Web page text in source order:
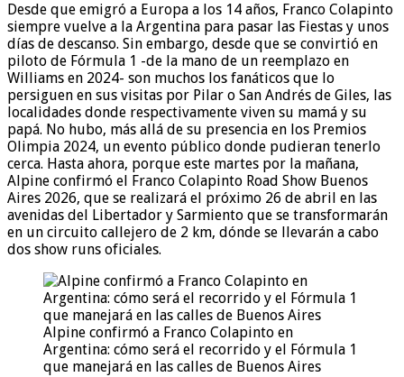
Desde que emigró a Europa a los 14 años, Franco Colapinto
siempre vuelve a la Argentina para pasar las Fiestas y unos
días de descanso. Sin embargo, desde que se convirtió en
piloto de Fórmula 1 -de la mano de un reemplazo en
Williams en 2024- son muchos los fanáticos que lo
persiguen en sus visitas por Pilar o San Andrés de Giles, las
localidades donde respectivamente viven su mamá y su
papá. No hubo, más allá de su presencia en los Premios
Olimpia 2024, un evento público donde pudieran tenerlo
cerca. Hasta ahora, porque este martes por la mañana,
Alpine confirmó el Franco Colapinto Road Show Buenos
Aires 2026, que se realizará el próximo 26 de abril en las
avenidas del Libertador y Sarmiento que se transformarán
en un circuito callejero de 2 km, dónde se llevarán a cabo
dos show runs oficiales.
Alpine confirmó a Franco Colapinto en
Argentina: cómo será el recorrido y el Fórmula 1
que manejará en las calles de Buenos Aires